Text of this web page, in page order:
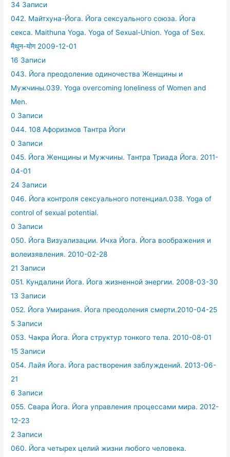
34 Записи
042. Майтхуна-Йога. Йога сексуального союза. Йога
секса. Maithuna Yoga. Yoga of Sexual-Union. Yoga of Sex.
मैथुन-योग 2009-12-01
16 Записи
043. Йога преодоление одиночества Женщины и
Мужчины.039. Yoga overcoming loneliness of Women and
Men.
0 Записи
044. 108 Афоризмов Тантра Йоги
0 Записи
045. Йога Женщины и Мужчины. Тантра Триада Йога. 2011-
04-01
24 Записи
046. Йога контроля сексуального потенциал.038. Yoga of
control of sexual potential.
0 Записи
050. Йога Визуализации. Ичха Йога. Йога воображения и
волеизявления. 2010-02-28
21 Записи
051. Кундалини Йога. Йога жизненной энергии. 2008-03-30
13 Записи
052. Йога Умирания. Йога преодоления смерти.2010-04-25
5 Записи
053. Чакра Йога. Йога структур тонкого тела. 2010-08-01
15 Записи
054. Лайя Йога. Йога растворения заблуждений. 2013-06-
21
6 Записи
055. Свара Йога. Йога управления процессами мира. 2012-
12-23
2 Записи
060. Йога четырех целий жизни любого человека.